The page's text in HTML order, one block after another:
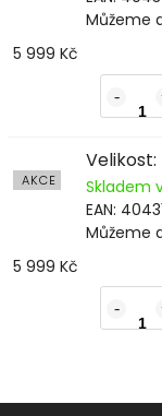
Můžeme
5 999 Kč
AKCE Skladem
EAN:
Můžeme
5 999 Kč